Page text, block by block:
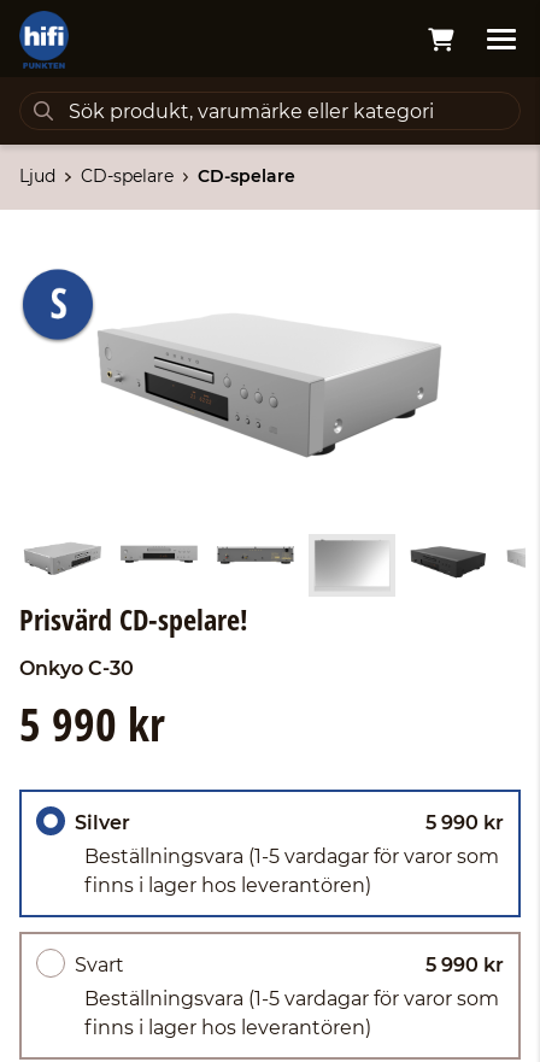
Ljud CD-spelare CD-spelare
Prisvärd CD-spelare!
Onkyo C-30
5 990 kr
Silver
5 990 kr
Beställningsvara (1-5 vardagar för varor som
finns i lager hos leverantören)
Svart
5 990 kr
Beställningsvara (1-5 vardagar för varor som
finns i lager hos leverantören)